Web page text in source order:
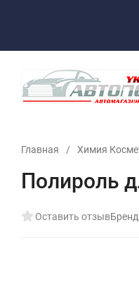
Главная / Химия
Полироль
Оставить отзыв